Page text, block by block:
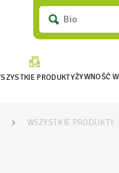
PRODUKTYŻYWNOŚĆ
WSZYSTKIE PRODUKTY